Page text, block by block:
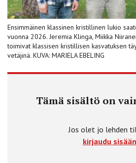
Ensimmäinen klassinen kristillinen lukio
vuonna 2026. Jeremia Klinga, Miikka
toimivat klassisen kristillisen kasvatuksen
vetäjinä. KUVA: MARIELA EBELING
Tämä sisältö on
Jos olet jo lehden
kirjaudu